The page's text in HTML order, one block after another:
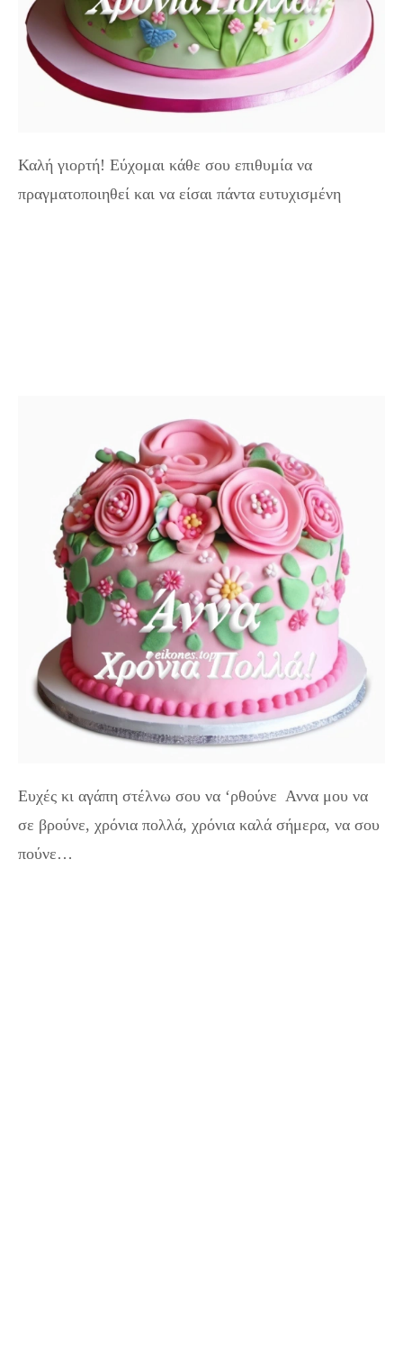
Καλή γιορτή! Εύχομαι κάθε σου επιθυμία να
πραγματοποιηθεί και να είσαι πάντα ευτυχισμένη
Ευχές κι αγάπη στέλνω σου να ‘ρθούνε Αννα μου να
σε βρούνε, χρόνια πολλά, χρόνια καλά σήμερα, να σου
πούνε…